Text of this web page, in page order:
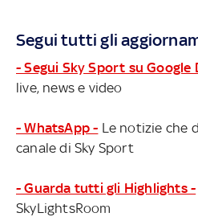
Segui tutti gli
- Segui Sky Sport su Google
live, news e video
- WhatsApp - Le notizie che
canale di Sky Sport
- Guarda tutti gli Highlights -
SkyLightsRoom